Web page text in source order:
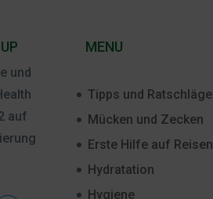
und
auf
MENU
Tipps und Ratschläge
Mücken und Zecken
Erste Hilfe auf Reisen
Hydratation
Hygiene